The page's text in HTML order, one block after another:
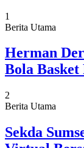
1
Berita Utama
Herman
Bola
2
Berita Utama
Sekda